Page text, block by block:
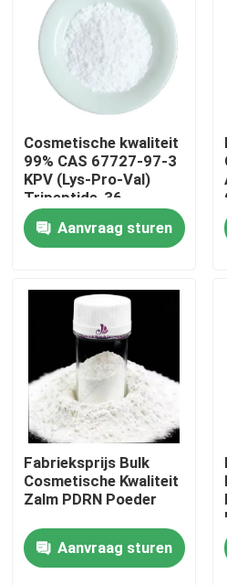
Producten
Video's
Ongeveer ons
Fabrieksreis
Cosmetische kwaliteit
99% CAS 67727-97-3
KPV (Lys-Pro-Val)
Tripeptide-36
Aanvraag sturen
Fabrieksprijs Bulk
Cosmetische Kwaliteit
Zalm PDRN Poeder
Aanvraag sturen